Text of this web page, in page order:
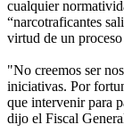
cualquier
“narcotraficantes
virtud de un proceso
"No creemos ser
iniciativas. Por
que intervenir para
dijo el Fiscal